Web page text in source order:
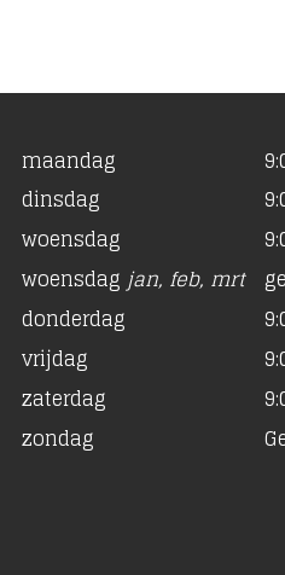
maandag
dinsdag
woensdag
woensdag jan, feb, mrt
donderdag
vrijdag
zaterdag
zondag